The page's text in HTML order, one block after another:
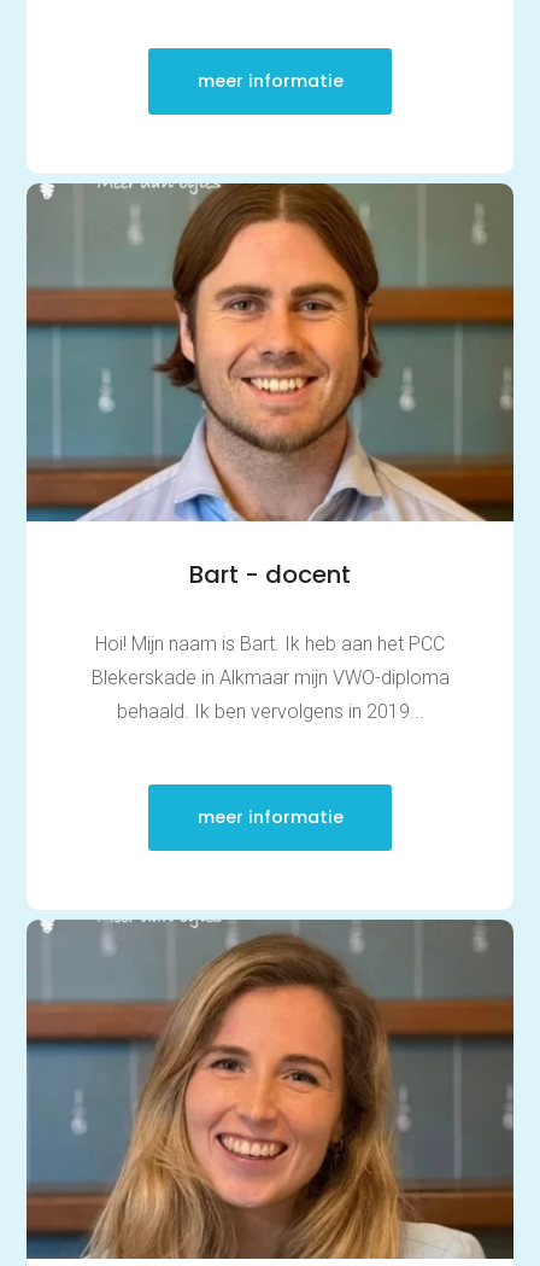
meer informatie
Bart - docent
Hoi! Mijn naam is Bart. Ik heb aan het PCC
Blekerskade in Alkmaar mijn VWO-diploma
behaald. Ik ben vervolgens in 2019...
meer informatie